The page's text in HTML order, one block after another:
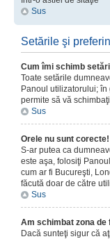
Sus
Setările şi
Cum îmi schimb
Toate setările
Panoul utilizatorului;
permite să vă
Sus
Orele nu sunt corecte!
S-ar putea ca
este aşa, folosiţi
cum ar fi Bucureşti,
făcută doar de către
Sus
Am schimbat zona
Dacă sunteţi sigur că